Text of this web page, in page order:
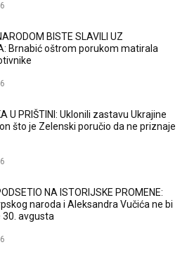
BISTE SLAVILI UZ
Brnabić oštrom porukom matirala
U PRIŠTINI: Uklonili zastavu Ukrajine
što je Zelenski poručio da ne priznaje
NA ISTORIJSKE PROMENE:
naroda i Aleksandra Vučića ne bi
30. avgusta